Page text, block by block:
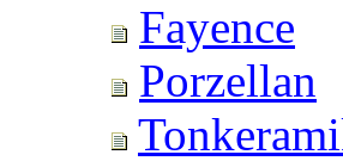
Fayence
Porzellan